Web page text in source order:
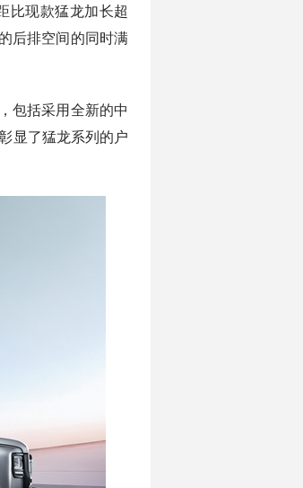
比现款猛龙加长超
后排空间的同时满
包括采用全新的中
显了猛龙系列的户